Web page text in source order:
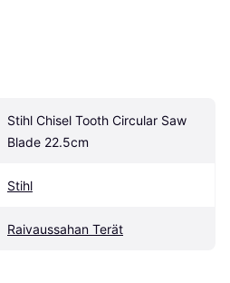
Stihl Chisel Tooth Circular Saw
Blade 22.5cm
Stihl
Raivaussahan Terät